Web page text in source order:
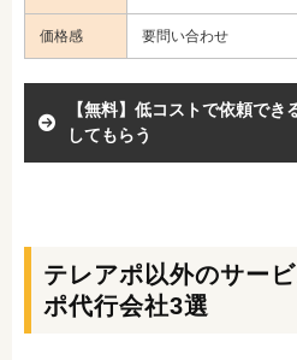
価格感 要問い合わせ
【無料】低コストで依頼で
してもらう
テレアポ以外のサー
ポ代行会社3選